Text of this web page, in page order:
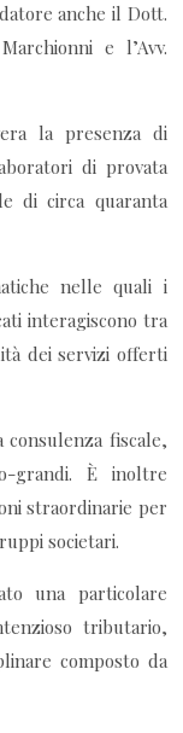
anche il Dott.
e l’Avv.
la presenza di
di provata
di circa quaranta
nelle quali i
interagiscono tra
dei servizi offerti
fiscale,
grandi. È inoltre
straordinarie per
societari.
una particolare
tributario,
composto da